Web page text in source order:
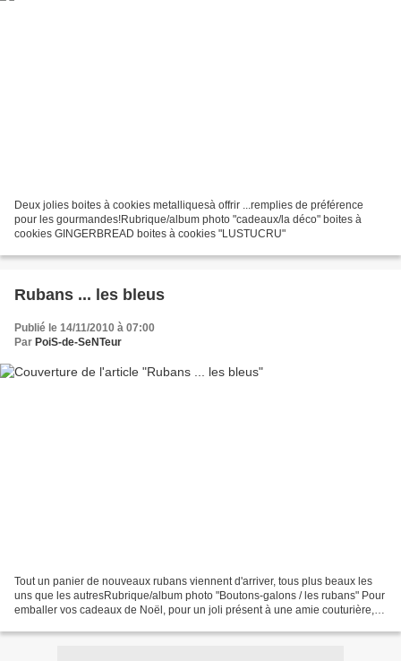
Deux jolies boites à cookies metalliquesà offrir ...remplies de préférence
pour les gourmandes!Rubrique/album photo "cadeaux/la déco" boites à
cookies GINGERBREAD boites à cookies "LUSTUCRU"
Rubans ... les bleus
Publié le 14/11/2010 à 07:00
Par PoiS-de-SeNTeur
Tout un panier de nouveaux rubans viennent d'arriver, tous plus beaux les
uns que les autresRubrique/album photo "Boutons-galons / les rubans" Pour
emballer vos cadeaux de Noël, pour un joli présent à une amie couturière,